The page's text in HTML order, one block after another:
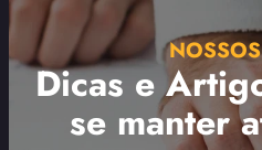
Dicas e
se manter